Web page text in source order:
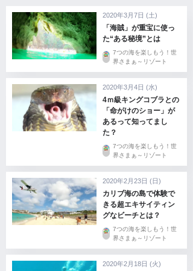
2020年3月7日 (土)
「海賊」が重宝に使っ
た“ある秘境”とは
7つの海を楽しもう！世
界さまぁ～リゾート
2020年3月4日 (水)
4ｍ級キングコブラとの
「命がけのショー」が
あるって知ってまし
た？
7つの海を楽しもう！世
界さまぁ～リゾート
2020年2月23日 (日)
カリブ海の島で体験で
きる超エキサイティン
グなビーチとは？
7つの海を楽しもう！世
界さまぁ～リゾート
2020年2月18日 (火)